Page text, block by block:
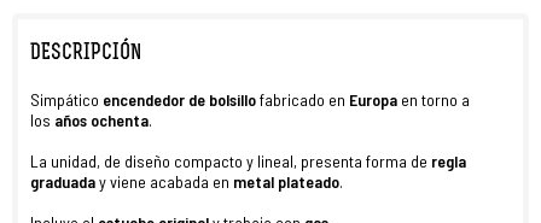
DESCRIPCIÓN
Simpático encendedor de bolsillofabricado en Europa en torno a
los años ochenta.
La unidad, de diseño compacto y lineal, presenta forma de regla
graduaday viene acabada en metal plateado.